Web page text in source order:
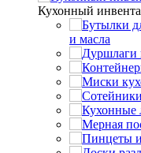
Кухонный
и масла